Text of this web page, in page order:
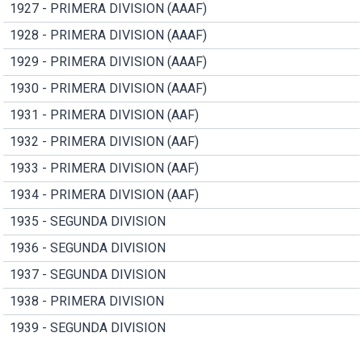
1927 - PRIMERA DIVISION (AAAF)
1928 - PRIMERA DIVISION (AAAF)
1929 - PRIMERA DIVISION (AAAF)
1930 - PRIMERA DIVISION (AAAF)
1931 - PRIMERA DIVISION (AAF)
1932 - PRIMERA DIVISION (AAF)
1933 - PRIMERA DIVISION (AAF)
1934 - PRIMERA DIVISION (AAF)
1935 - SEGUNDA DIVISION
1936 - SEGUNDA DIVISION
1937 - SEGUNDA DIVISION
1938 - PRIMERA DIVISION
1939 - SEGUNDA DIVISION